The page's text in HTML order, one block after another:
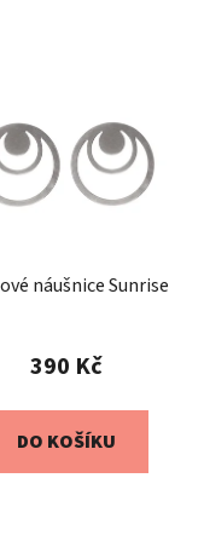
náušnice Sunrise
390 Kč
DO KOŠÍKU